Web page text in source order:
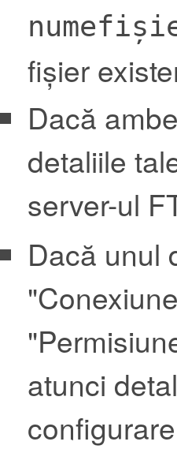
fișier
Dacă
detaliile
server-ul
Dacă unul
atunci